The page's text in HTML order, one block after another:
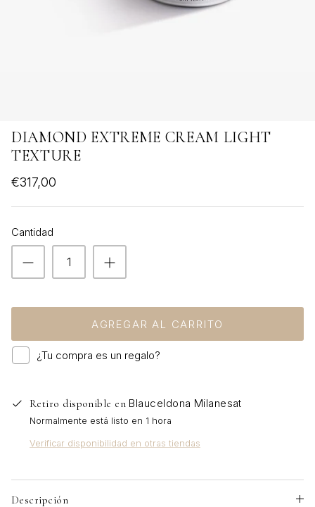
DIAMOND EXTREME CREAM LIGHT
TEXTURE
€317,00
Cantidad
AGREGAR AL CARRITO
¿Tu compra es un regalo?
Retiro disponible en Blauceldona Milanesat
Normalmente está listo en 1 hora
Verificar disponibilidad en otras tiendas
Descripción